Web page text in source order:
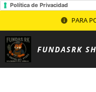
Política de Privacidad
PARA
FUNDASRK